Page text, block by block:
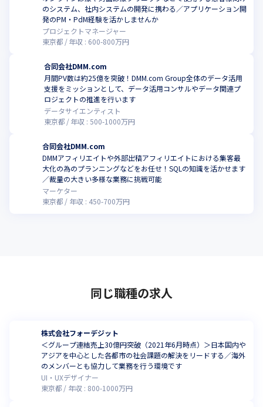
のシステム、社内システムの開発に携わる／アプリケーション開
発のPM・PdM経験を活かしませんか
プロジェクトマネージャー
東京都
年収 : 600-800万円
合同会社DMM.com
月間PV数は約25億を突破！DMM.com Group全体のデータ活用
支援をミッションとして、データ活用コンサルやデータ関連プ
ロジェクトの推進を行います
データサイエンティスト
東京都
年収 :500-1000万円
合同会社DMM.com
DMMアフィリエイトや外部出稿アフィリエイトにおける集客最
大化の為のプランニングなどをお任せ！SQLの知識を活かせます
／裁量の大きい多様な業務に挑戦可能
マーケター
東京都
年収 : 450-700万円
同じ職種の求人
株式会社フォーデジット
＜グループ連結売上30億円突破（2021年6月時点）＞日本国内や
アジアを中心とした各都市の社会課題の解決をリードする／海外
のメンバーとも協力して業務を行う環境です
UI・UXデザイナー
東京都
年収 : 800-1000万円